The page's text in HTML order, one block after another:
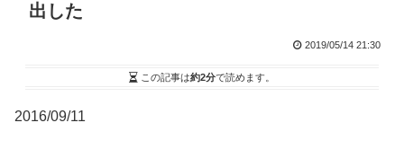
出した
2019/05/14 21:30
この記事は約2分で読めます。
2016/09/11